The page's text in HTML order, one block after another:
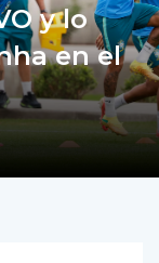
y lo
en el